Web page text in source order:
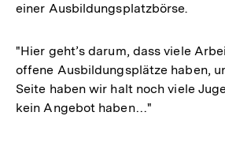
einer Ausbildungsplatzbörse.
"Hier geht’s darum, dass viele
offene Ausbildungsplätze haben,
Seite haben wir halt noch viele
kein Angebot haben…"